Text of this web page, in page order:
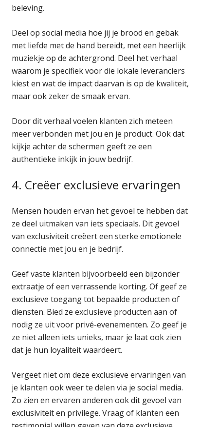
beleving.
Deel op social media hoe jij je brood en gebak
met liefde met de hand bereidt, met een heerlijk
muziekje op de achtergrond. Deel het verhaal
waarom je specifiek voor die lokale leveranciers
kiest en wat de impact daarvan is op de kwaliteit,
maar ook zeker de smaak ervan.
Door dit verhaal voelen klanten zich meteen
meer verbonden met jou en je product. Ook dat
kijkje achter de schermen geeft ze een
authentieke inkijk in jouw bedrijf.
4. Creëer exclusieve ervaringen
Mensen houden ervan het gevoel te hebben dat
ze deel uitmaken van iets speciaals. Dit gevoel
van exclusiviteit creëert een sterke emotionele
connectie met jou en je bedrijf.
Geef vaste klanten bijvoorbeeld een bijzonder
extraatje of een verrassende korting. Of geef ze
exclusieve toegang tot bepaalde producten of
diensten. Bied ze exclusieve producten aan of
nodig ze uit voor privé-evenementen. Zo geef je
ze niet alleen iets unieks, maar je laat ook zien
dat je hun loyaliteit waardeert.
Vergeet niet om deze exclusieve ervaringen van
je klanten ook weer te delen via je social media.
Zo zien en ervaren anderen ook dit gevoel van
exclusiviteit en privilege. Vraag of klanten een